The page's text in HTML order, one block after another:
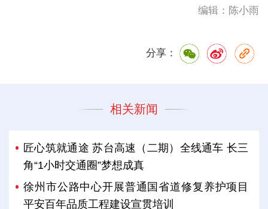
编辑：陈小雨
分享：
相关新闻
匠心筑就通途 苏台高速（二期）全线通车 长三
角“1小时交通圈”梦想成真
徐州市公路中心开展普通国省道修复养护项目
平安百年品质工程建设宣贯培训